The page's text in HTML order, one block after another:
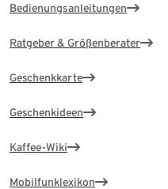
Bedienungsanleitungen
Ratgeber & Größenberater
Geschenkkarte
Geschenkideen
Kaffee-Wiki
Mobilfunklexikon